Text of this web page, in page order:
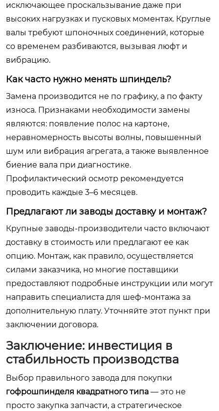
исключающее проскальзывание даже при
высоких нагрузках и пусковых моментах. Круглые
валы требуют шпоночных соединений, которые
со временем разбиваются, вызывая люфт и
вибрацию.
Как часто нужно менять шпиндель?
Замена производится не по графику, а по факту
износа. Признаками необходимости замены
являются: появление полос на картоне,
неравномерность высоты волны, повышенный
шум или вибрация агрегата, а также выявленное
биение вала при диагностике.
Профилактический осмотр рекомендуется
проводить каждые 3–6 месяцев.
Предлагают ли заводы доставку и монтаж?
Крупные заводы-производители часто включают
доставку в стоимость или предлагают ее как
опцию. Монтаж, как правило, осуществляется
силами заказчика, но многие поставщики
предоставляют подробные инструкции или могут
направить специалиста для шеф-монтажа за
дополнительную плату. Уточняйте этот пункт при
заключении договора.
Заключение: инвестиция в
стабильность производства
Выбор правильного завода для покупки
гофрошпинделя квадратного типа — это не
просто закупка запчасти, а стратегическое